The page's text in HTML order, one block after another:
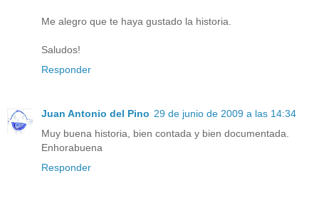
Me alegro que te haya gustado la historia.
Saludos!
Responder
Juan Antonio del Pino 29 de junio de 2009 a las 14:34
Muy buena historia, bien contada y bien documentada.
Enhorabuena
Responder